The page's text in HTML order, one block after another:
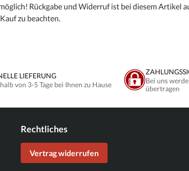
Rückgabe und Widerruf ist bei diesem Artikel
zu beachten.
LIEFERUNG
von 3-5 Tage bei Ihnen zu Hause
Bei uns
übertragen
Rechtliches
Vertrag widerrufen